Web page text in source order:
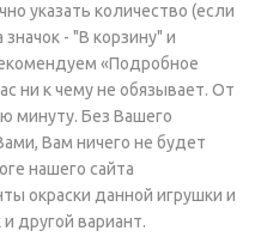
указать количество (если
- "В корзину" и
«Подробное
ни к чему не обязывает. От
минуту. Без Вашего
Вам ничего не будет
нашего сайта
окраски данной игрушки и
другой вариант.